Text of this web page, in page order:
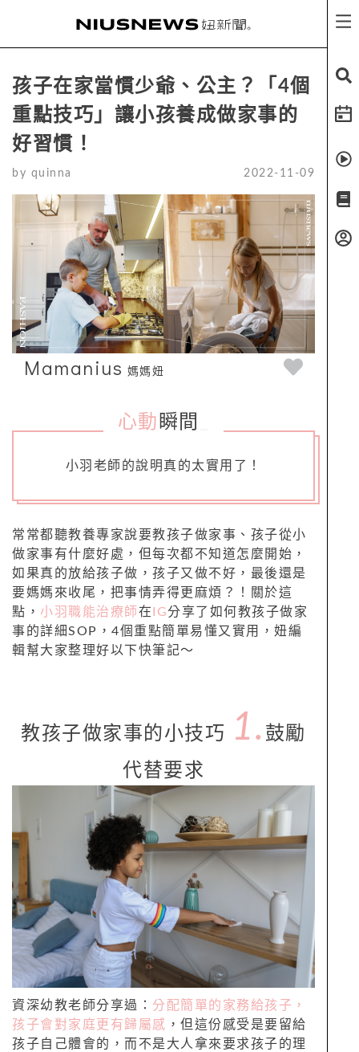
孩子在家當慣少爺、公主？「4個
重點技巧」讓小孩養成做家事的
好習慣！
by quinna 2022-11-09
Mamanius 媽媽妞
心動 瞬間
小羽老師的說明真的太實用了！
常常都聽教養專家說要教孩子做家事、孩子從小
做家事有什麼好處，但每次都不知道怎麼開始，
如果真的放給孩子做，孩子又做不好，最後還是
要媽媽來收尾，把事情弄得更麻煩？！關於這
點， 小羽職能治療師在 IG分享了如何教孩子做家
事的詳細SOP，4個重點簡單易懂又實用，妞編
輯幫大家整理好以下快筆記～
教孩子做家事的小技巧 1. 鼓勵
代替要求
資深幼教老師分享過： 分配簡單的家務給孩子，
孩子會對家庭更有歸屬感 ，但這份感受是要留給
孩子自己體會的，而不是大人拿來要求孩子的理